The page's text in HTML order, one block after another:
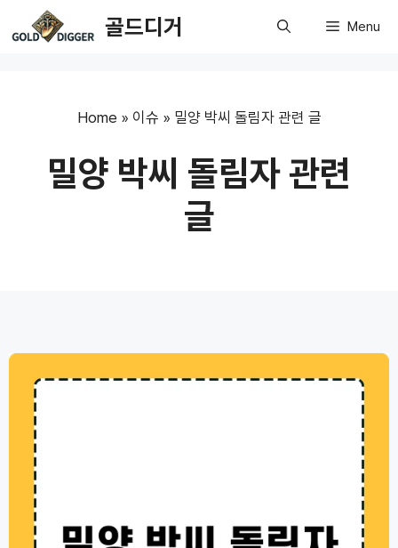
to
골드디거 Menu
Home » 이슈 » 밀양 박씨 돌림자 관련 글
밀양 박씨 돌림자 관련
글